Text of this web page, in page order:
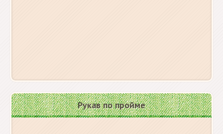
Рукав по пройме